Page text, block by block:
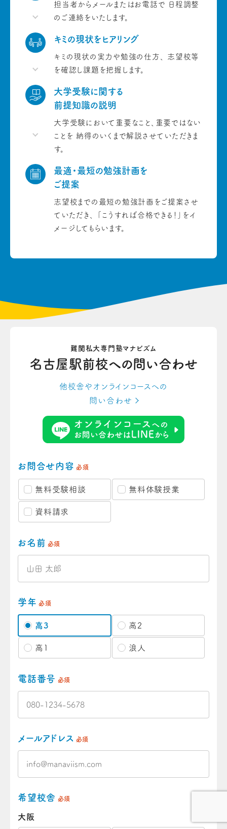
担当者からメールまたはお電話で 日程調整
のご連絡をいたします。
キミの現状をヒアリング
キミの現状の実力や勉強の仕方、
志望校等
を確認し課題を把握します。
大学受験に関する
前提知識の説明
大学受験において重要なこと、重要ではない
ことを 納得のいくまで解説させていただきま
す。
最適・最短の勉強計画を
ご提案
志望校までの最短の勉強計画をご提案させ
ていただき、
「こうすれば合格できる！」をイ
メージしてもらいます。
難関私大専門塾マナビズム
名古屋駅前校への問い合わせ
他校舎やオンラインコースへの
問い合わせ
お問合せ内容 必須
無料受験相談 無料体験授業
資料請求
お名前 必須
学年 必須
高3 高2
高1 浪人
電話番号 必須
メールアドレス 必須
希望校舎 必須
大阪